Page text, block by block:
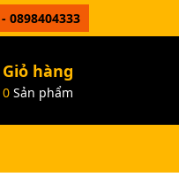
0898404333
Giỏ hàng
0Sản phẩm